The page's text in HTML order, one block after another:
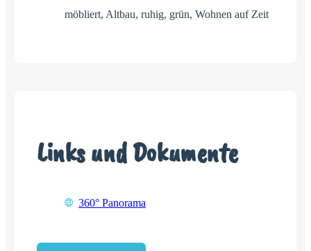
möbliert, Altbau, ruhig, grün, Wohnen auf Zeit
Links und Dokumente
360° Panorama